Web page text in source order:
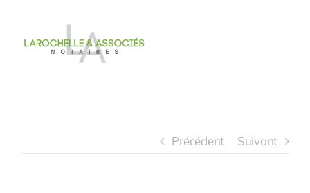
contenu
Précédent Suivant